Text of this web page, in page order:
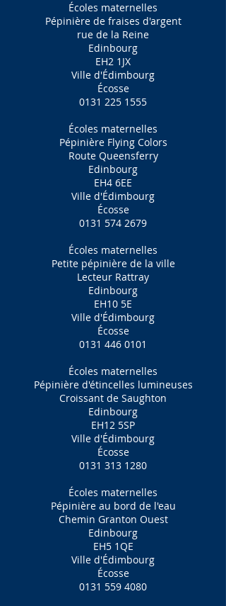
Écoles maternelles
Pépinière de fraises d'argent
rue de la Reine
Edinbourg
EH2 1JX
Ville d'Édimbourg
Écosse
0131 225 1555
Écoles maternelles
Pépinière Flying Colors
Route Queensferry
Edinbourg
EH4 6EE
Ville d'Édimbourg
Écosse
0131 574 2679
Écoles maternelles
Petite pépinière de la ville
Lecteur Rattray
Edinbourg
EH10 5E
Ville d'Édimbourg
Écosse
0131 446 0101
Écoles maternelles
Pépinière d'étincelles lumineuses
Croissant de Saughton
Edinbourg
EH12 5SP
Ville d'Édimbourg
Écosse
0131 313 1280
Écoles maternelles
Pépinière au bord de l'eau
Chemin Granton Ouest
Edinbourg
EH5 1QE
Ville d'Édimbourg
Écosse
0131 559 4080